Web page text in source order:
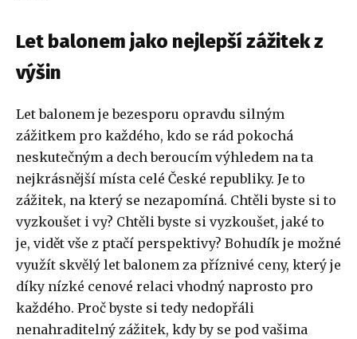
Let balonem jako nejlepší zážitek z
výšin
Let balonem je bezesporu opravdu silným
zážitkem pro každého, kdo se rád pokochá
neskutečným a dech beroucím výhledem na ta
nejkrásnější místa celé České republiky. Je to
zážitek, na který se nezapomíná. Chtěli byste si to
vyzkoušet i vy? Chtěli byste si vyzkoušet, jaké to
je, vidět vše z ptačí perspektivy? Bohudík je možné
využít skvělý let balonem za příznivé ceny, který je
díky nízké cenové relaci vhodný naprosto pro
každého. Proč byste si tedy nedopřáli
nenahraditelný zážitek, kdy by se pod vašima